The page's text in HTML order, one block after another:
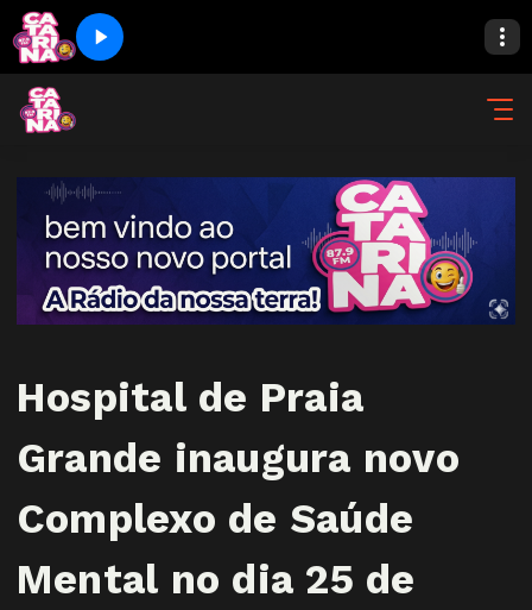
Hospital de Praia
Grande inaugura novo
Complexo de Saúde
Mental no dia 25 de